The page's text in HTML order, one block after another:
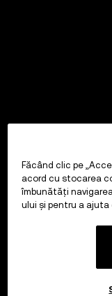
Făcând clic pe
acord cu stocarea
îmbunătăți
ului și pentru a